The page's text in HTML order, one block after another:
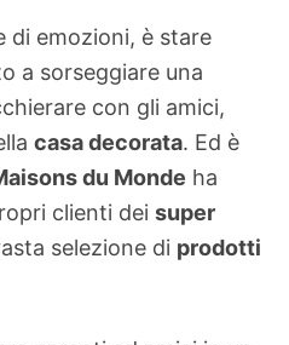
di emozioni, è stare
a sorseggiare una
con gli amici,
casa decorata. Ed è
du Monde ha
clienti dei super
selezione di prodotti